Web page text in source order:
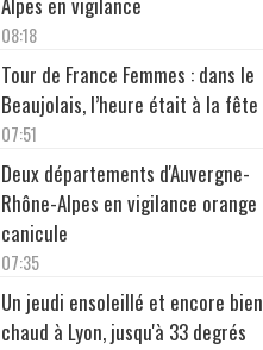
08:18
Tour de France Femmes : dans le
Beaujolais, l’heure était à la fête
07:51
Deux départements d'Auvergne-
Rhône-Alpes en vigilance orange
canicule
07:35
Un jeudi ensoleillé et encore bien
chaud à Lyon, jusqu'à 33 degrés